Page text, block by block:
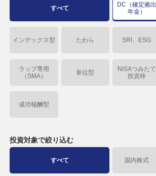
すべて
DC（確定拠出
年金）
インデックス型 たわら SRI、ESG
ラップ専用
（SMA）
単位型
NISAつみたて
投資枠
成功報酬型
投資対象で絞り込む
すべて 国内株式